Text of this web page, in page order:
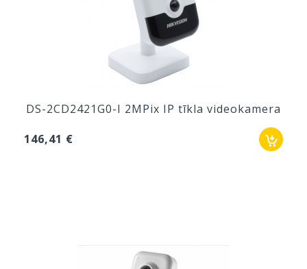
DS-2CD2421G0-I 2MPix IP tīkla videokamera
146,41 €